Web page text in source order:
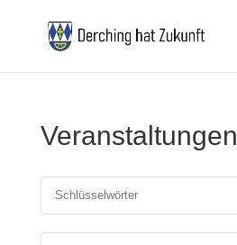
Veranstaltungen